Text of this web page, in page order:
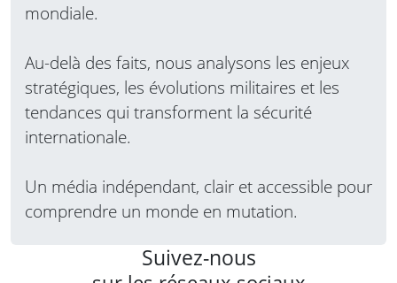
mondiale.
Au-delà des faits, nous analysons les enjeux
stratégiques, les évolutions militaires et les
tendances qui transforment la sécurité
internationale.
Un média indépendant, clair et accessible pour
comprendre un monde en mutation.
Suivez-nous